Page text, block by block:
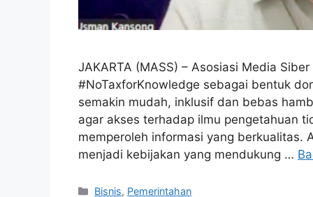
JAKARTA (MASS) – Asosiasi Media
#NoTaxforKnowledge sebagai bentuk
semakin mudah, inklusif dan bebas
agar akses terhadap ilmu pengetahuan
memperoleh informasi yang berkualitas.
menjadi kebijakan yang mendukung …
Kategori
Bisnis, Pemerintahan